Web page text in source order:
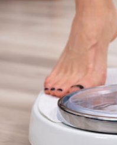
Termini di ricerca popolari
”Protein Powder“
”Overnight Oats“
”Vegan protein“
”Collagen“
”Micellar Casein“
PROTEIN